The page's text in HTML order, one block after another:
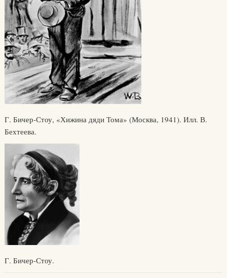
Г. Бичер-Стоу, «Хижина дяди Тома» (Москва, 1941). Илл. В.
Бехтеева.
Г. Бичер-Стоу.